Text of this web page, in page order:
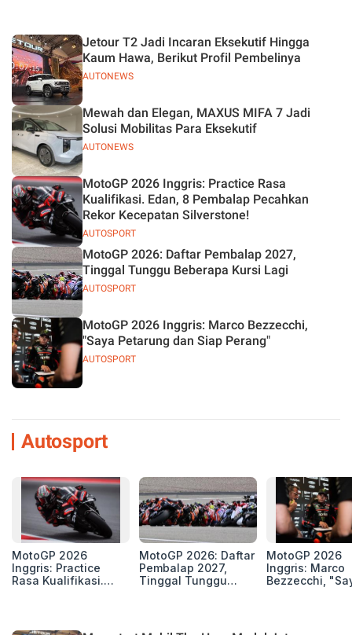
AUTONEWS
Jetour T2 Jadi Incaran Eksekutif Hingga
Kaum Hawa, Berikut Profil Pembelinya
AUTONEWS
Mewah dan Elegan, MAXUS MIFA 7 Jadi
Solusi Mobilitas Para Eksekutif
AUTOSPORT
MotoGP 2026 Inggris: Practice Rasa
Kualifikasi. Edan, 8 Pembalap Pecahkan
Rekor Kecepatan Silverstone!
AUTOSPORT
MotoGP 2026: Daftar Pembalap 2027,
Tinggal Tunggu Beberapa Kursi Lagi
AUTOSPORT
MotoGP 2026 Inggris: Marco Bezzecchi,
"Saya Petarung dan Siap Perang"
Autosport
MotoGP 2026
Inggris: Practice
Rasa Kualifikasi.
Silverstone!
MotoGP 2026: Daftar
Pembalap 2027,
Tinggal Tunggu
MotoGP 2026
Inggris: Marco
Bezzecchi,